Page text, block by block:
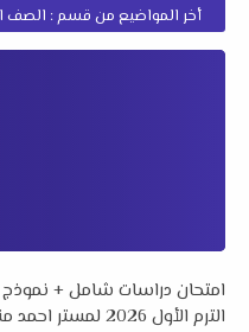
أخر المواضيع من قسم : الصف
امتحان دراسات شامل + نموذج
الترم الأول 2026 لمستر احمد منصور